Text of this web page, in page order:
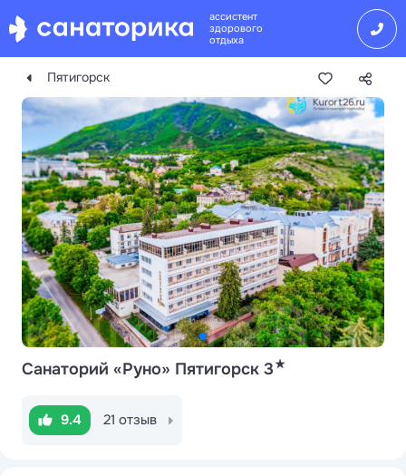
ассистент
здорового
отдыха
Пятигорск
Санаторий «Руно» Пятигорск 3★
9.4 21 отзыв